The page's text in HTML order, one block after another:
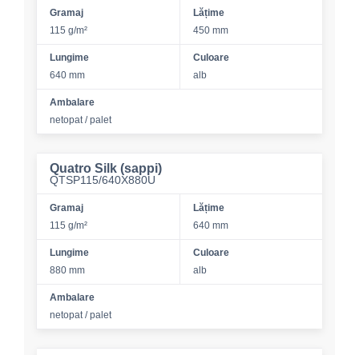
Gramaj
115 g/m²
Lățime
450 mm
Lungime
640 mm
Culoare
alb
Ambalare
netopat / palet
Quatro Silk (sappi)
QTSP115/640X880U
Gramaj
115 g/m²
Lățime
640 mm
Lungime
880 mm
Culoare
alb
Ambalare
netopat / palet